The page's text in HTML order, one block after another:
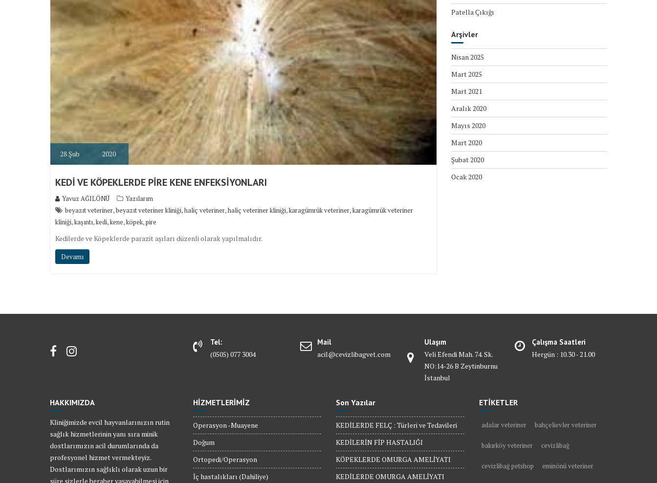
28 Şub 2020
KEDİ VE KÖPEKLERDE PİRE KENE ENFEKSİYONLARI
Yavuz AĞILÖNÜ
Yazılarım
beyazıt veteriner,beyazıt veteriner kliniği,haliç veteriner,haliç veteriner kliniği,karagümrük veteriner,karagümrük veteriner
kliniği,kaşıntı,kedi,kene,köpek,pire
Kedilerde ve Köpeklerde parazit aşıları düzenli olarak yapılmalıdır.
Devamı
Patella Çıkığı
Arşivler
Nisan 2025
Mart 2025
Mart 2021
Aralık 2020
Mayıs 2020
Mart 2020
Şubat 2020
Ocak 2020
Tel:
(0505) 077 3004
Mail
acil@cevizlibagvet.com
Ulaşım
Veli Efendi Mah. 74. Sk.
NO:14-26 B Zeytinburnu
İstanbul
Çalışma Saatleri
Hergün : 10.30 - 21.00
HAKKIMIZDA
Kliniğimizde evcil hayvanlarınızın rutin
sağlık hizmetlerinin yanı sıra minik
dostlarımızın acil durumlarında da
profesyonel hizmet vermekteyiz.
Dostlarımızın sağlıklı olarak uzun bir
süre sizlerle beraber yaşayabilmesi için
HİZMETLERİMİZ
Operasyon -Muayene
Doğum
Ortopedi/Operasyon
İç hastalıkları (Dahiliye)
Son Yazılar
KEDİLERDE FELÇ : Türleri ve Tedavileri
KEDİLERİN FİP HASTALIĞI
KÖPEKLERDE OMURGA AMELİYATI
KEDİLERDE OMURGA AMELİYATI
ETİKETLER
adalar veteriner bahçelievler veteriner
bakırköy veteriner cevizlibağ
cevizlibağ petshop eminönü veteriner